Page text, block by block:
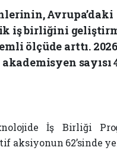
Avrupa’daki
iş birliğini
ölçüde arttı.
sayısı
İş Birliği
aksiyonun 62’sinde